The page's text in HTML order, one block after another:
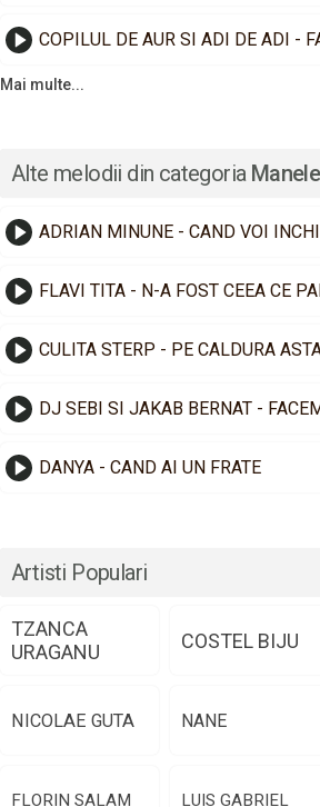
Mai multe...
Alte melodii din categoria Manele
ADRIAN MINUNE - CAND VOI
FLAVI TITA - N-A FOST CEEA CE
CULITA STERP - PE CALDURA
DANYA - CAND AI UN FRATE
Artisti Populari
TZANCA
URAGANU
COSTEL BIJU
NICOLAE GUTA NANE
FLORIN SALAM LUIS GABRIEL